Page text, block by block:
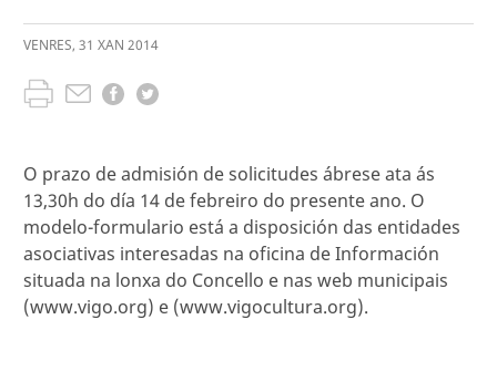
VENRES, 31 XAN 2014
O prazo de admisión de solicitudes ábrese ata ás
13,30h do día 14 de febreiro do presente ano. O
modelo-formulario está a disposición das entidades
asociativas interesadas na oficina de Información
situada na lonxa do Concello e nas web municipais
(www.vigo.org) e (www.vigocultura.org).